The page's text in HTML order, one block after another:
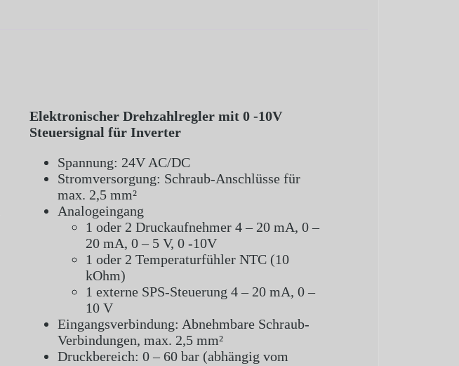
Elektronischer Drehzahlregler mit 0 -10V
Steuersignal für Inverter
Spannung: 24V AC/DC
Stromversorgung: Schraub-Anschlüsse für
max. 2,5 mm²
Analogeingang
1 oder 2 Druckaufnehmer 4 – 20 mA, 0 –
20 mA, 0 – 5 V, 0 -10V
1 oder 2 Temperaturfühler NTC (10
kOhm)
1 externe SPS-Steuerung 4 – 20 mA, 0 –
10 V
Eingangsverbindung: Abnehmbare Schraub-
Verbindungen, max. 2,5 mm²
Druckbereich: 0 – 60 bar (abhängig vom